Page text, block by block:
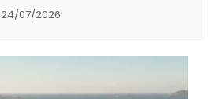
24/07/2026